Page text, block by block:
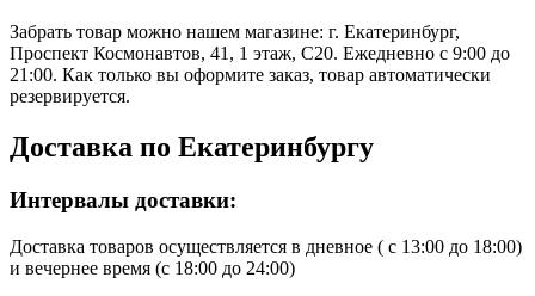
Забрать товар можно нашем магазине: г. Екатеринбург,
Проспект Космонавтов, 41, 1 этаж, С20. Ежедневно с 9:00 до
21:00. Как только вы оформите заказ, товар автоматически
резервируется.
Доставка по Екатеринбургу
Интервалы доставки:
Доставка товаров осуществляется в дневное ( с 13:00 до 18:00)
и вечернее время (с 18:00 до 24:00)